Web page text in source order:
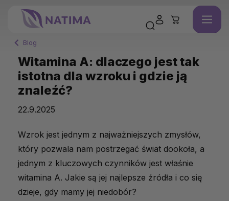
Blog
Witamina A: dlaczego jest tak
istotna dla wzroku i gdzie ją
znaleźć?
22.9.2025
Wzrok jest jednym z najważniejszych zmysłów,
który pozwala nam postrzegać świat dookoła, a
jednym z kluczowych czynników jest właśnie
witamina A. Jakie są jej najlepsze źródła i co się
dzieje, gdy mamy jej niedobór?